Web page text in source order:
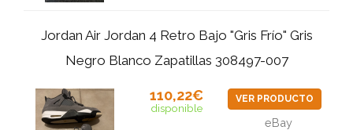
Jordan Air Jordan 4 Retro Bajo "Gris Frío" Gris
Negro Blanco Zapatillas 308497-007
110,22€
disponible
VER PRODUCTO
eBay